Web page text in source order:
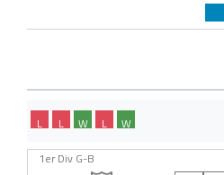
W
L
W
L
L
1er Div G-B